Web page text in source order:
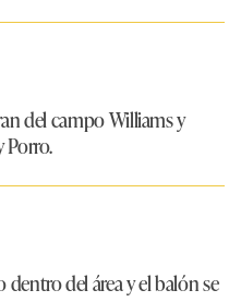
del campo Williams y
Porro.
del área y el balón se